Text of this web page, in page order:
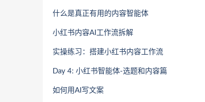
什么是真正有用的内容智能体
小红书内容AI工作流拆解
实操练习：搭建小红书内容工作流
Day 4: 小红书智能体-选题和内容篇
如何用AI写文案